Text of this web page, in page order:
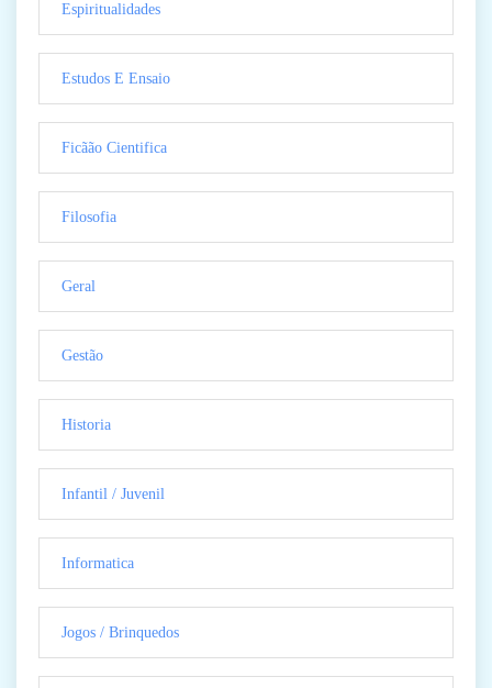
Espiritualidades
Estudos E Ensaio
Ficãão Cientifica
Filosofia
Geral
Gestão
Historia
Infantil / Juvenil
Informatica
Jogos / Brinquedos